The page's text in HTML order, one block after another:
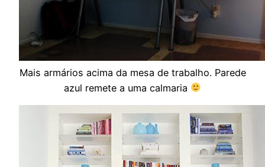
Mais armários acima da mesa de trabalho. Parede
azul remete a uma calmaria